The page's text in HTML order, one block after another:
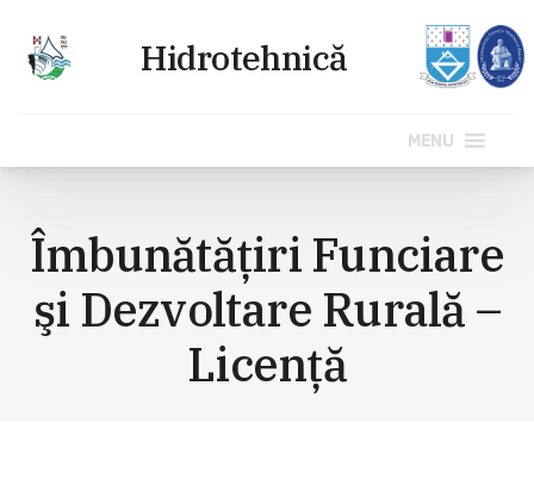
conținut
MENU
Îmbunătăţiri Funciare
şi Dezvoltare Rurală –
Licenţă